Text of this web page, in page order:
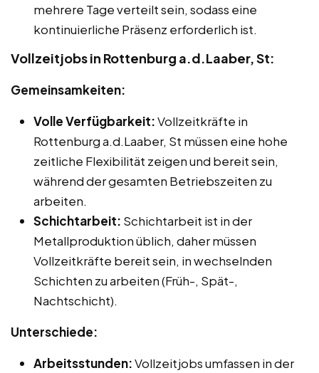
mehrere Tage verteilt sein, sodass eine
kontinuierliche Präsenz erforderlich ist.
Vollzeitjobs in Rottenburg a.d.Laaber, St:
Gemeinsamkeiten:
Volle Verfügbarkeit:Vollzeitkräfte in
Rottenburg a.d.Laaber, St müssen eine hohe
zeitliche Flexibilität zeigen und bereit sein,
während der gesamten Betriebszeiten zu
arbeiten.
Schichtarbeit: Schichtarbeit ist in der
Metallproduktion üblich, daher müssen
Vollzeitkräfte bereit sein, in wechselnden
Schichten zu arbeiten (Früh-, Spät-,
Nachtschicht).
Unterschiede:
Arbeitsstunden:Vollzeitjobs umfassen in der